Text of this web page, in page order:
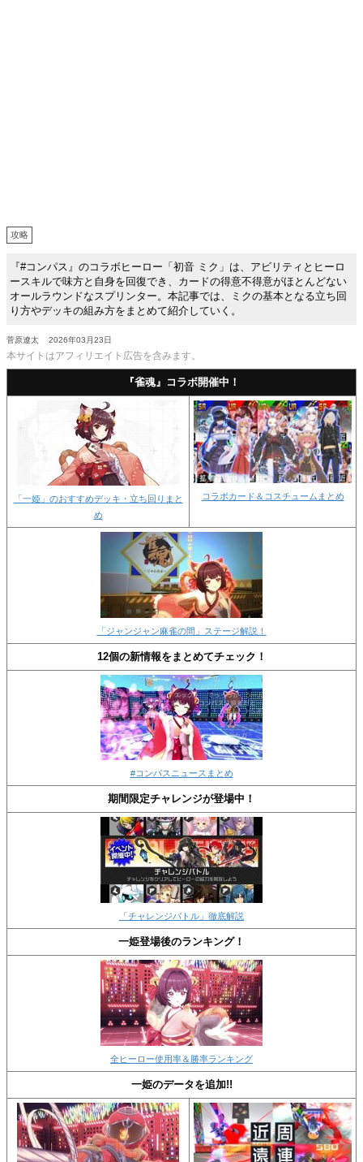
攻略
『#コンパス』のコラボヒーロー「初音 ミク」は、アビリティとヒーロ
ースキルで味方と自身を回復でき、カードの得意不得意がほとんどない
オールラウンドなスプリンター。本記事では、ミクの基本となる立ち回
り方やデッキの組み方をまとめて紹介していく。
菅原遼太 2026年03月23日
本サイトはアフィリエイト広告を含みます。
『雀魂』コラボ開催中！
「一姫」のおすすめデッキ・立ち回りまと
め
コラボカード＆コスチュームまとめ
「ジャンジャン麻雀の間」ステージ解説！
12個の新情報をまとめてチェック！
#コンパスニュースまとめ
期間限定チャレンジが登場中！
「チャレンジバトル」徹底解説
一姫登場後のランキング！
全ヒーロー使用率＆勝率ランキング
一姫のデータを追加!!